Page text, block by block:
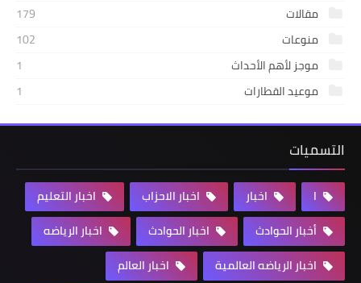
مقالات
179
منوعات
102
موجز لأهم الأحداث
1
موعيد القطارات
1
التسميات
ا اخبار اخبار الاحزاب
اخبار التعليم
أخبار الحوادث
اخبار الحوادث
اخبار الرياضه
اخبار الرياضه العالمية
اخبار العالم